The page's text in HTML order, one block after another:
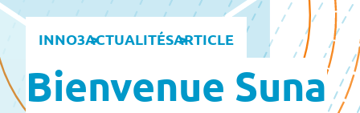
INNO3ACTUALITÉSARTICLE
Bienvenue Suna